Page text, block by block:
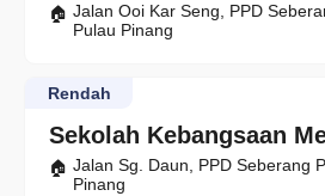
Jalan Ooi Kar Seng, PPD
Pulau Pinang
Sekolah Kebangsaan
Rendah
Jalan Sg. Daun, PPD Seberang
Pinang